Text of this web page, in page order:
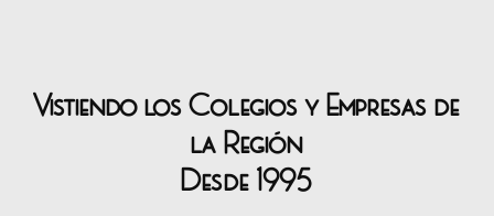
Vistiendo los Colegios y Empresas de
la Región
Desde 1995